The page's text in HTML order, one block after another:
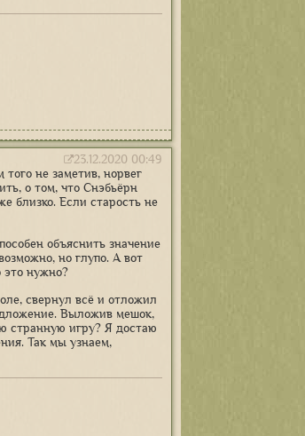
23.12.2020 00:49
не заметив, норвег
о том, что Снэбьёрн
близко. Если старость не
объяснить значение
но глупо. А вот
это нужно?
свернул всё и отложил
Выложив мешок,
странную игру? Я достаю
Так мы узнаем,